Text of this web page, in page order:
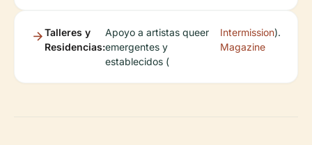
Talleres y
Residencias:
Apoyo a artistas queer
emergentes y
establecidos (
Intermission
Magazine
).